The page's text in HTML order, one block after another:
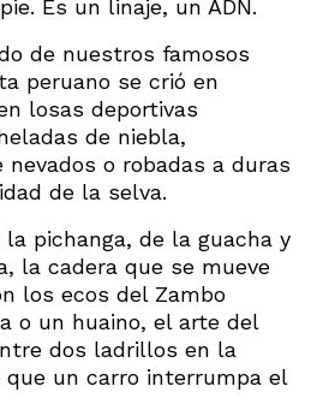
Es un linaje, un ADN.
de nuestros famosos
peruano se crió en
losas deportivas
de niebla,
nevados o robadas a duras
de la selva.
pichanga, de la guacha y
la cadera que se mueve
los ecos del Zambo
o un huaino, el arte del
dos ladrillos en la
un carro interrumpa el